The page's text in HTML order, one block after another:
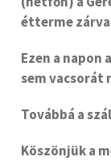
étterme
Ezen a
sem
Továbbá a
Köszönjük a